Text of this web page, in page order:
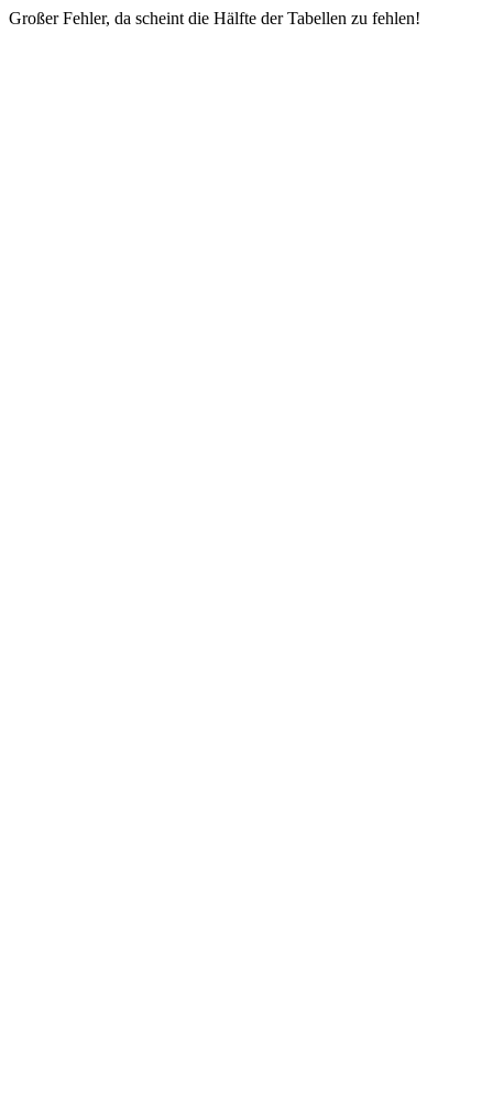
Großer Fehler, da scheint die Hälfte der Tabellen zu fehlen!